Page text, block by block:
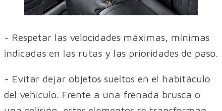
- Respetar las velocidades máximas, mínimas
indicadas en las rutas y las prioridades de paso.
- Evitar dejar objetos sueltos en el habitáculo
del vehículo. Frente a una frenada brusca o